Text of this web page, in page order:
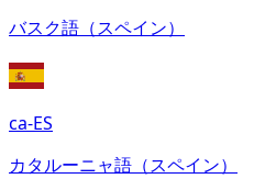
バスク語（スペイン）
ca-ES
カタルーニャ語（スペイン）